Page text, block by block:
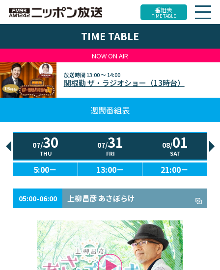
番組表
TIME TABLE
TIME TABLE
NOW ON AIR
放送時間13:00 ～ 14:00
関根勤 ザ・ラジオショー（13時台）
週間番組表
07/30
THU
07/31
FRI
08/01
SAT
5:00－ 13:00－ 21:00－
05:00-06:00 上柳昌彦 あさぼらけ